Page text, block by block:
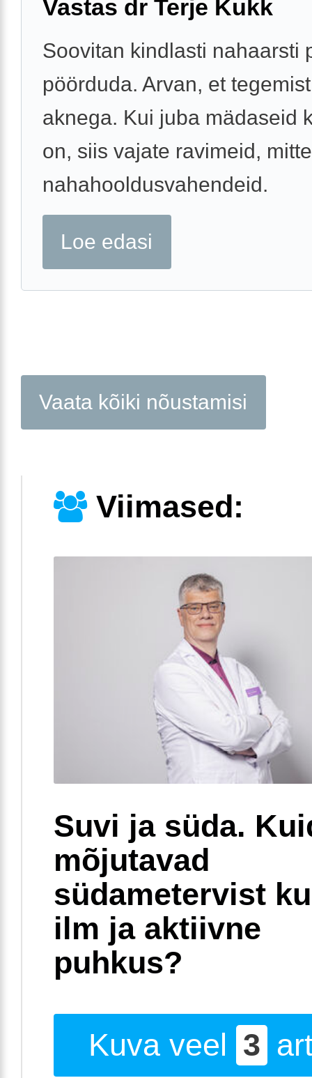
Vastas dr Terje Kukk
Soovitan kindlasti nahaarsti
pöörduda. Arvan, et
aknega. Kui juba mädaseid
on, siis vajate ravimeid, mitte
nahahooldusvahendeid.
Loe edasi
Vaata kõiki nõustamisi
Viimased:
Suvi ja süda.
mõjutavad
südametervist
ilm ja aktiivne
puhkus?
Kuva veel 3